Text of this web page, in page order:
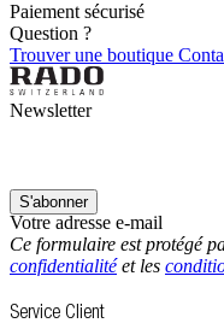
Paiement sécurisé
Question ?
Trouver une boutique
Newsletter
Votre adresse e-mail
S'abonner
Ce formulaire est protégé
confidentialitéet les
Service Client